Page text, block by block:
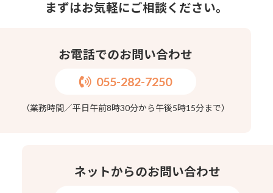
まずはお気軽にご相談ください。
お電話でのお問い合わせ
055-282-7250
（業務時間／平日午前8時30分から午後5時15分まで）
ネットからのお問い合わせ